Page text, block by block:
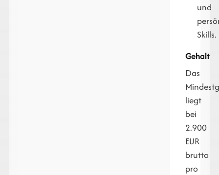
und
Skills.
Gehalt
Das
liegt
bei
2.900
EUR
brutto
pro